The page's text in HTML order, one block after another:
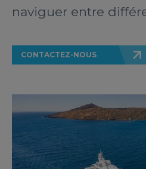
naviguer entre
CONTACTEZ-NOUS